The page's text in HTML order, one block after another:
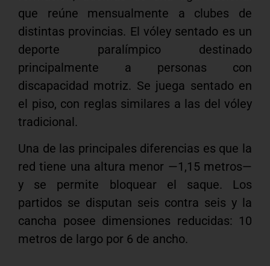
que reúne mensualmente a clubes de
distintas provincias. El vóley sentado es un
deporte paralímpico destinado
principalmente a personas con
discapacidad motriz. Se juega sentado en
el piso, con reglas similares a las del vóley
tradicional.
Una de las principales diferencias es que la
red tiene una altura menor —1,15 metros—
y se permite bloquear el saque. Los
partidos se disputan seis contra seis y la
cancha posee dimensiones reducidas: 10
metros de largo por 6 de ancho.